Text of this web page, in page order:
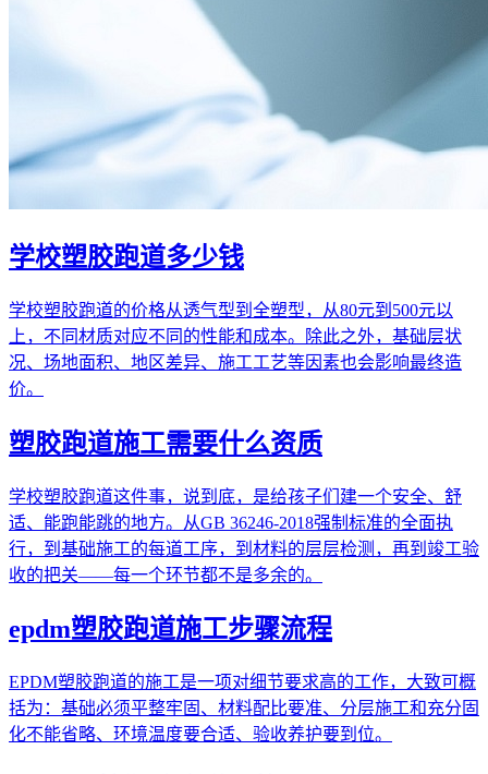
学校塑胶跑道多少钱
学校塑胶跑道的价格从透气型到全塑型，从80元到500元以
上，不同材质对应不同的性能和成本。除此之外，基础层状
况、场地面积、地区差异、施工工艺等因素也会影响最终造
价。
塑胶跑道施工需要什么资质
学校塑胶跑道这件事，说到底，是给孩子们建一个安全、舒
适、能跑能跳的地方。从GB 36246-2018强制标准的全面执
行，到基础施工的每道工序，到材料的层层检测，再到竣工验
收的把关——每一个环节都不是多余的。
epdm塑胶跑道施工步骤流程
EPDM塑胶跑道的施工是一项对细节要求高的工作，大致可概
括为：基础必须平整牢固、材料配比要准、分层施工和充分固
化不能省略、环境温度要合适、验收养护要到位。